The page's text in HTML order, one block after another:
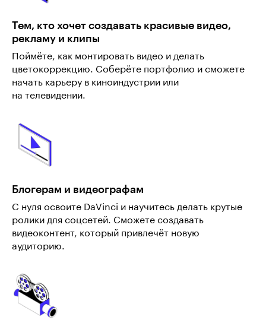
Тем, кто хочет создавать красивые видео,
рекламу и клипы
Поймёте, как монтировать видео и делать
цветокоррекцию. Соберёте портфолио и сможете
начать карьеру в киноиндустрии или
на телевидении.
Блогерам и видеографам
С нуля освоите DaVinci и научитесь делать крутые
ролики для соцсетей. Сможете создавать
видеоконтент, который привлечёт новую
аудиторию.